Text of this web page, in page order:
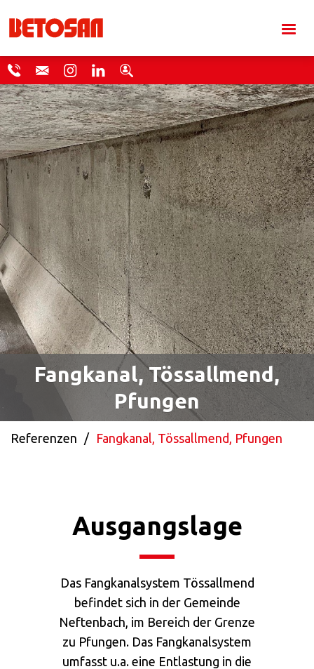
Fangkanal, Tössallmend,
Pfungen
Referenzen / Fangkanal, Tössallmend, Pfungen
Ausgangslage
Das Fangkanalsystem Tössallmend
befindet sich in der Gemeinde
Neftenbach, im Bereich der Grenze
zu Pfungen. Das Fangkanalsystem
umfasst u.a. eine Entlastung in die